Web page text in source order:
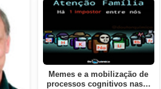
Memes e a mobilização de
processos cognitivos nas…